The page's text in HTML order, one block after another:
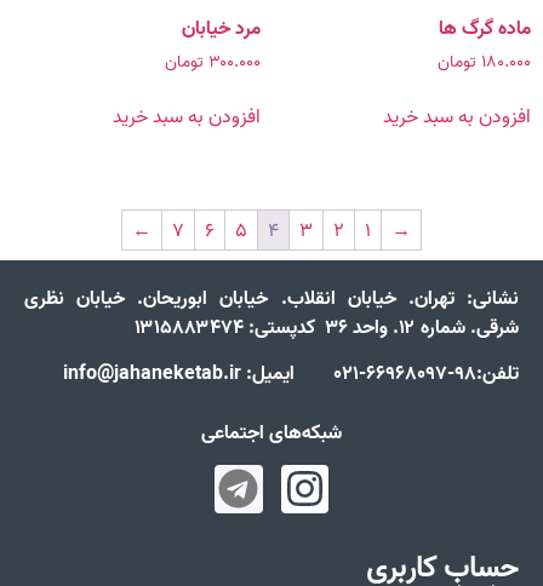
ماده گرگ ها
۱۸۰.۰۰۰ تومان
افزودن به سبد خرید
مرد خیابان
۳۰۰.۰۰۰ تومان
افزودن به سبد خرید
→ ۱ ۲ ۳ ۴ ۵ ۶ ۷ ←
نشانی: تهران. خیابان انقلاب. خیابان ابوریحان. خیابان نظری
شرقی. شماره ۱۲. واحد ۳۶ کدپستی: ۱۳۱۵۸۸۳۴۷۴
تلفن:98-66968097-021 ایمیل: info@jahaneketab.ir
شبکه‌های اجتماعی
حساب کاربری